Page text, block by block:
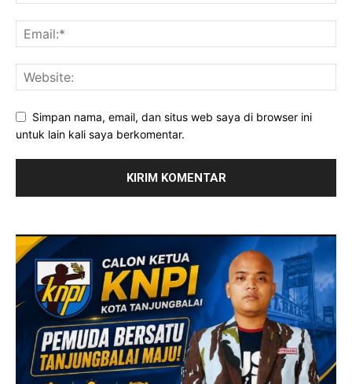
Simpan nama, email, dan situs web saya di browser ini
untuk lain kali saya berkomentar.